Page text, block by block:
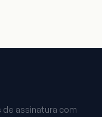
assinatura com